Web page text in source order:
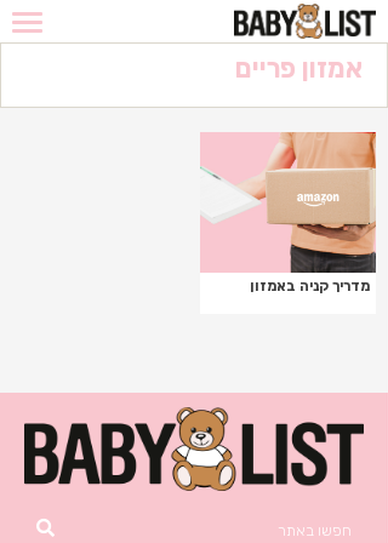
המומלצים
מבצעים לוהטים
הריון
מוצרי בסיס
אמזון פריים
מדריך קניה באמזון